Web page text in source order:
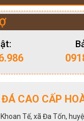
CAO CẤP
Tế, xã Đa Tốn,